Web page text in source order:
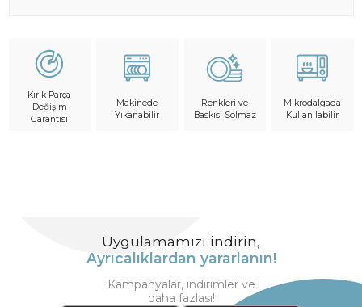
Kırık Parça
Değişim
Garantisi
Makinede
Yıkanabilir
Renkleri ve
Baskısı Solmaz
Mikrodalgada
Kullanılabilir
Uygulamamızı indirin,
Ayrıcalıklardan yararlanın!
Kampanyalar, indirimler ve
daha fazlası!